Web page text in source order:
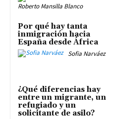
Roberto Mansilla Blanco
Por qué hay tanta
inmigración hacia
España desde África
Sofia Narváez
¿Qué diferencias hay
entre un migrante, un
refugiado y un
solicitante de asilo?